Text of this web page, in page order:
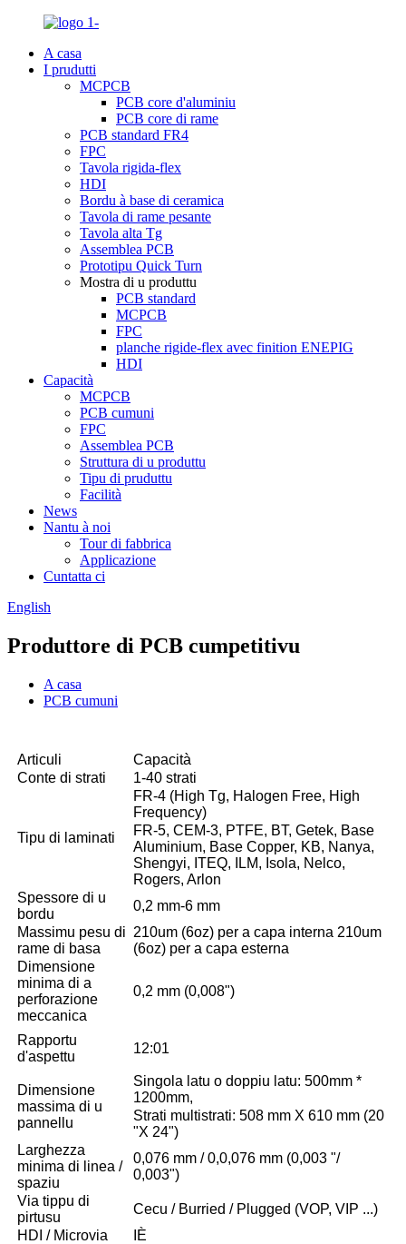
A casa
I prudutti
MCPCB
PCB core d'aluminiu
PCB core di rame
PCB standard FR4
FPC
Tavola rigida-flex
HDI
Bordu à base di ceramica
Tavola di rame pesante
Tavola alta Tg
Assemblea PCB
Prototipu Quick Turn
Mostra di u produttu
PCB standard
MCPCB
FPC
planche rigide-flex avec finition ENEPIG
HDI
Capacità
MCPCB
PCB cumuni
FPC
Assemblea PCB
Struttura di u produttu
Tipu di pruduttu
Facilità
News
Nantu à noi
Tour di fabbrica
Applicazione
Cuntatta ci
English
Produttore di PCB cumpetitivu
A casa
PCB cumuni
Articuli
Capacità
Conte di strati
1-40 strati
Tipu di laminati
FR-4 (High Tg, Halogen Free, High
Frequency)
FR-5, CEM-3, PTFE, BT, Getek, Base
Aluminium, Base Copper, KB, Nanya,
Shengyi, ITEQ, ILM, Isola, Nelco,
Rogers, Arlon
Spessore di u
bordu
0,2 mm-6 mm
Massimu pesu di
rame di basa
210um (6oz) per a capa interna 210um
(6oz) per a capa esterna
Dimensione
minima di a
perforazione
meccanica
0,2 mm (0,008")
Rapportu
d'aspettu
12:01
Dimensione
massima di u
pannellu
Singola latu o doppiu latu: 500mm *
1200mm,
Strati multistrati: 508 mm X 610 mm (20
"X 24")
Larghezza
minima di linea /
spaziu
0,076 mm / 0,0,076 mm (0,003 "/
0,003")
Via tippu di
pirtusu
Cecu / Burried / Plugged (VOP, VIP ...)
HDI / Microvia
IÈ